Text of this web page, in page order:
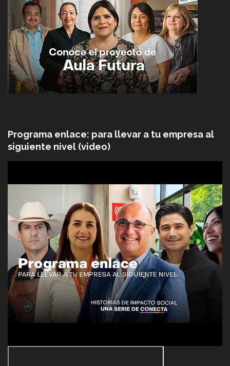
Programa enlace: para llevar a tu empresa al
siguiente nivel (video)